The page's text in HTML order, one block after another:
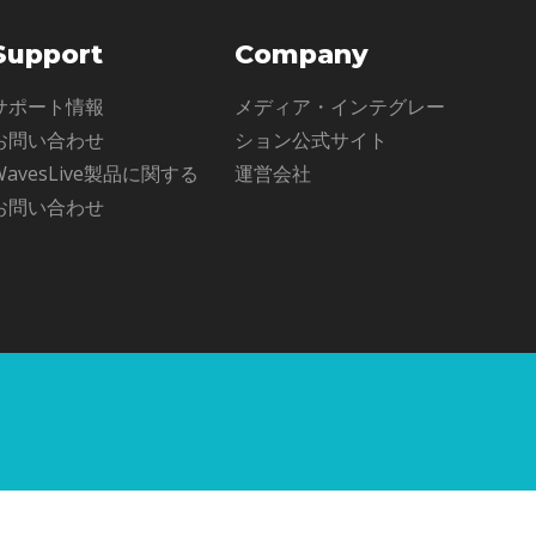
ポート情報
問い合わせ
製品に関する
問い合わせ
Company
メディア・インテグレー
ション公式サイト
運営会社